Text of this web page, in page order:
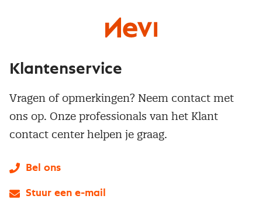
Klantenservice
Vragen of opmerkingen? Neem contact met
ons op. Onze professionals van het Klant
contact center helpen je graag.
Bel ons
Stuur een e-mail